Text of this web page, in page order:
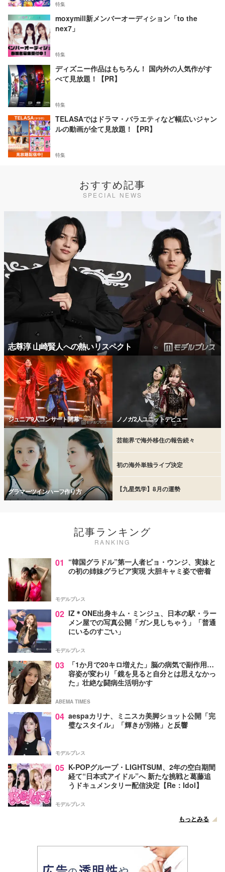
特集
moxymill新メンバーオーディション「to the
nex7」
特集
ディズニー作品はもちろん！ 国内外の人気作がす
べて見放題！【PR】
特集
TELASAではドラマ・バラエティなど幅広いジャン
ルの動画が全て見放題！【PR】
特集
おすすめ記事
SPECIAL NEWS
志尊淳 山崎賢人への熱いリスペクト
ジュニア9人コンサート開幕 ノノガ2人ユニットデビュー
グラマーツインハーフ作り方
芸能界で海外移住の報告続々
初の海外単独ライブ決定
【九星気学】8月の運勢
記事ランキング
RANKING
01 “韓国グラドル”第一人者ピョ・ウンジ、実妹と
の初の姉妹グラビア実現 大胆キャミ姿で密着
モデルプレス
02 IZ＊ONE出身キム・ミンジュ、日本の駅・ラー
メン屋での写真公開「ガン見しちゃう」「普通
にいるのすごい」
モデルプレス
03
「1か月で20キロ増えた」脳の病気で副作用…
容姿が変わり「鏡を見ると自分とは思えなかっ
た」壮絶な闘病生活明かす
ABEMA TIMES
04 aespaカリナ、ミニスカ美脚ショット公開「完
璧なスタイル」「輝きが別格」と反響
モデルプレス
05 K-POPグループ・LIGHTSUM、2年の空白期間
経て“日本式アイドル”へ 新たな挑戦と葛藤追
うドキュメンタリー配信決定【Re：Idol】
モデルプレス
もっとみる